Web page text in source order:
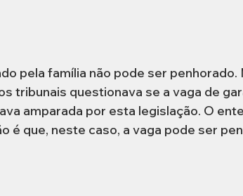
pela família não pode ser penhorado.
tribunais questionava se a vaga de
amparada por esta legislação. O
é que, neste caso, a vaga pode ser